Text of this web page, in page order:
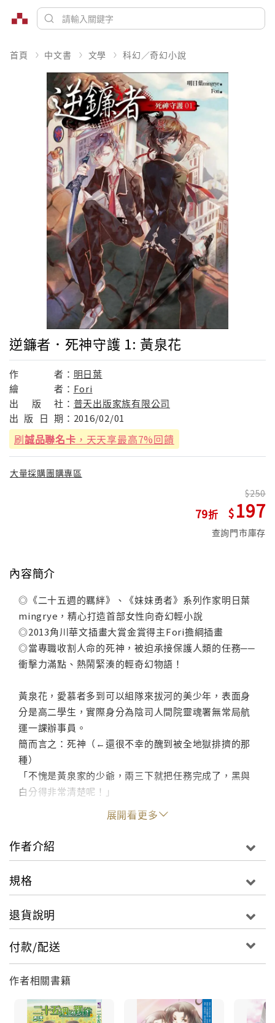
首頁 中文書 文學 科幻／奇幻小說
逆鐮者．死神守護 1: 黃泉花
作 者： 明日葉
繪
者： Fori
出
版 社： 普天出版家族有限公司
出 版 日 期： 2016/02/01
刷誠品聯名卡 ，天天享最高7%回饋
大量採購團購專區
79
250
197
查詢門市庫存
內容簡介
◎《二十五週的羈絆》、《妹妹勇者》系列作家明日葉
mingrye，精心打造首部女性向奇幻輕小說
◎2013角川華文插畫大賞金賞得主Fori擔綱插畫
◎當專職收割人命的死神，被迫承接保護人類的任務──
衝擊力滿點、熱鬧緊湊的輕奇幻物語！
黃泉花，愛慕者多到可以組隊來拔河的美少年，表面身
分是高二學生，實際身分為陰司人間院靈魂署無常局航
運一課辦事員。
簡而言之：死神（←還很不幸的醜到被全地獄排擠的那
種）
「不愧是黃泉家的少爺，兩三下就把任務完成了，黑與
白分得非常清楚呢！」
揮舞鐮刀，收割生命，死神黃泉花就如一台設定精準的
機器，從不拖泥帶水，也從不出錯。
可是人生……不對，死神生，總難免遇上意外。
這一日午休，打開校園圖書館一角的故障電腦，黃泉花
「什麼？局長，你要我這個死神改行當人類的保鏢，向
「沒辦法，無常局最近財務狀況緊迫，人界的錢不賺白
「這種趁火打劫的行為，跟人渣有什麼兩樣？」
「黃泉花，注意你的措詞，我們要嘛也是地獄渣OK？」
「……」
你，害怕死神嗎？
展開看更多
作者介紹
規格
退貨說明
付款/配送
作者相關書籍